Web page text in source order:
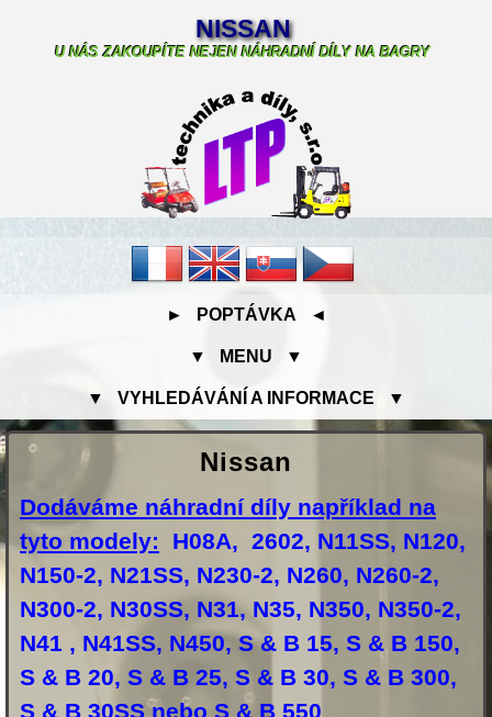
NISSAN
U NÁS ZAKOUPÍTE NEJEN NÁHRADNÍ DÍLY NA BAGRY
► POPTÁVKA ◄
▼ MENU ▼
▼ VYHLEDÁVÁNÍ A INFORMACE ▼
Nissan
Dodáváme náhradní díly například na
tyto modely: H08A, 2602, N11SS, N120,
N150-2, N21SS, N230-2, N260, N260-2,
N300-2, N30SS, N31, N35, N350, N350-2,
N41 , N41SS, N450, S & B 15, S & B 150,
S & B 20, S & B 25, S & B 30, S & B 300,
S & B 30SS nebo S & B 550